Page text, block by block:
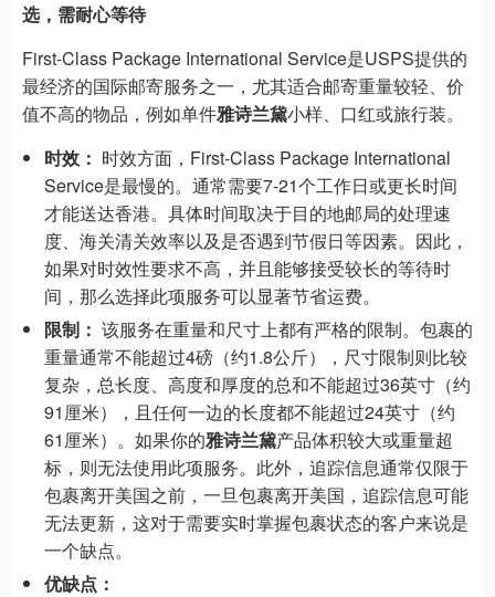
选，需耐心等待
First-Class Package International Service是USPS提供的
最经济的国际邮寄服务之一，尤其适合邮寄重量较轻、价
值不高的物品，例如单件雅诗兰黛小样、口红或旅行装。
时效： 时效方面，First-Class Package International
Service是最慢的。通常需要7-21个工作日或更长时间
才能送达香港。具体时间取决于目的地邮局的处理速
度、海关清关效率以及是否遇到节假日等因素。因此，
如果对时效性要求不高，并且能够接受较长的等待时
间，那么选择此项服务可以显著节省运费。
限制： 该服务在重量和尺寸上都有严格的限制。包裹的
重量通常不能超过4磅（约1.8公斤），尺寸限制则比较
复杂，总长度、高度和厚度的总和不能超过36英寸（约
91厘米），且任何一边的长度都不能超过24英寸（约
61厘米）。如果你的雅诗兰黛产品体积较大或重量超
标，则无法使用此项服务。此外，追踪信息通常仅限于
包裹离开美国之前，一旦包裹离开美国，追踪信息可能
无法更新，这对于需要实时掌握包裹状态的客户来说是
一个缺点。
优缺点：